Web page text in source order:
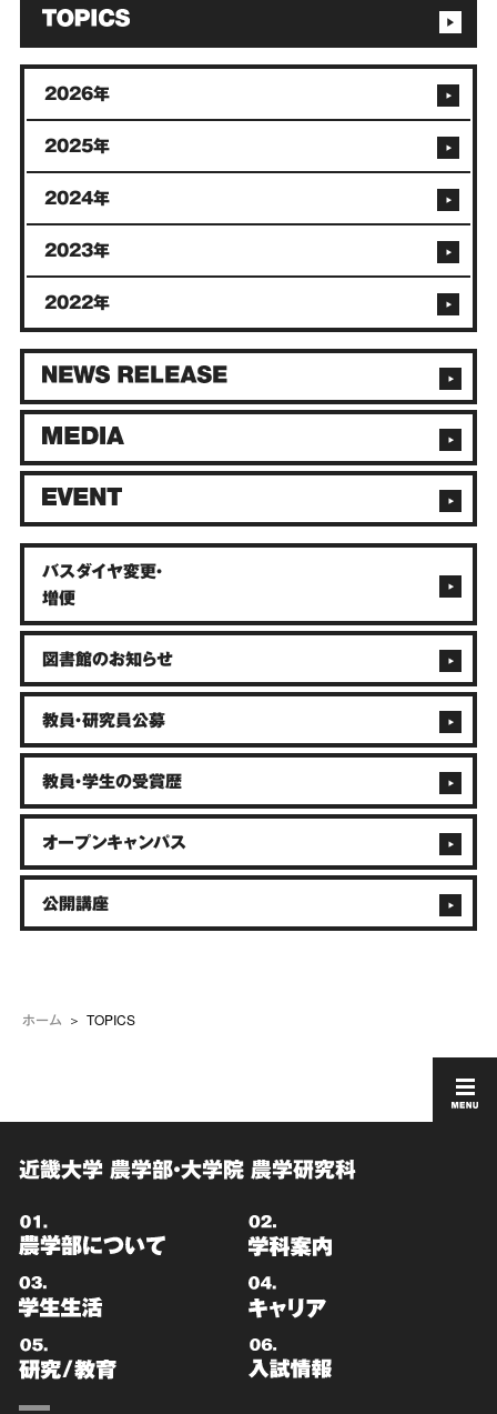
ホーム TOPICS
2026年
2025年
2024年
2023年
2022年
バスダイヤ変更・
増便
図書館のお知らせ
教員・研究員公募
教員・学生の受賞歴
オープンキャンパス
公開講座
近畿大学 農学部・大学院 農学研究科